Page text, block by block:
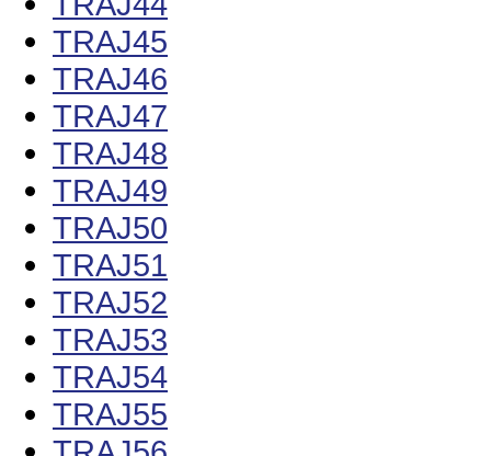
TRAJ45
TRAJ46
TRAJ47
TRAJ48
TRAJ49
TRAJ50
TRAJ51
TRAJ52
TRAJ53
TRAJ54
TRAJ55